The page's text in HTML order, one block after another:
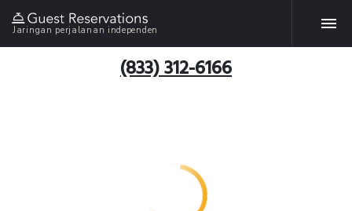
Jaringan perjalanan independen
(833) 312-6166